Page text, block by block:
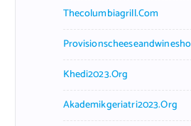
Thecolumbiagrill.com
Khedi2023.org
Akademikgeriatri2023.org